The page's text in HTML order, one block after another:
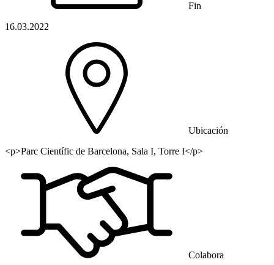
Fin
16.03.2022
Ubicación
<p>Parc Científic de Barcelona, Sala I, Torre I</p>
Colabora